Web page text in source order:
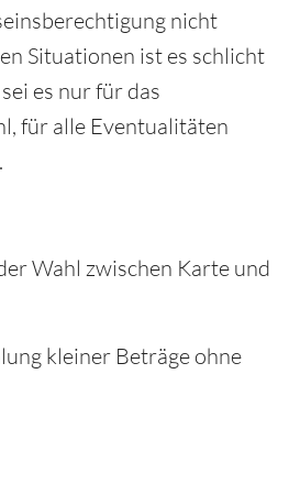
nicht
Situationen ist es schlicht
es nur für das
für alle Eventualitäten
Wahl zwischen Karte und
kleiner Beträge ohne